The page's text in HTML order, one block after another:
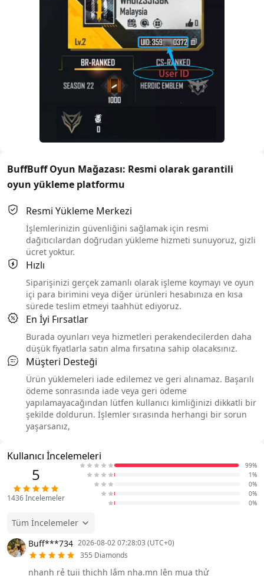
BuffBuff Oyun Mağazası: Resmi olarak garantili
oyun yükleme platformu
Resmi Yükleme Merkezi
İşlemlerinizin güvenliğini sağlamak için resmi
dağıtıcılardan doğrudan yükleme hizmeti sunuyoruz, gizli
ücret yoktur.
Hızlı
Siparişinizi gerçek zamanlı olarak işleme koymayı ve oyun
içi para birimini veya diğer ürünleri hesabınıza en kısa
sürede teslim etmeyi taahhüt ediyoruz.
En İyi Fırsatlar
Burada oyunları veya hizmetleri perakendecilerden daha
düşük fiyatlarla satın alma fırsatına sahip olacaksınız.
Müşteri Desteği
Ürün yüklemeleri iade edilemez ve geri alınamaz. Başarılı
ödeme sonrasında iade veya geri ödeme
yapılamayacağından lütfen kullanıcı kimliğinizi dikkatli bir
şekilde doldurun. İşlemler sırasında herhangi bir sorun
yaşarsanız,
Kullanıcı İncelemeleri
5
1436İncelemeler
99%
1%
0%
0%
0%
Tüm İncelemeler
Buff***734 2026-08-02 07:28:03 (UTC+0)
355 Diamonds
nhanh rẻ tuii thichh lắm nha.mn lên mua thử